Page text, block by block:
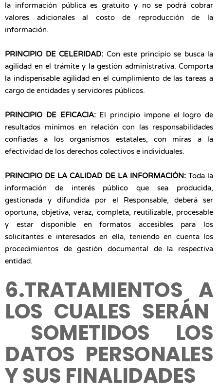
la información pública es gratuito y no se podrá cobrar
valores adicionales al costo de reproducción de la
información.
PRINCIPIO DE CELERIDAD: Con este principio se busca la
agilidad en el trámite y la gestión administrativa. Comporta
la indispensable agilidad en el cumplimiento de las tareas a
cargo de entidades y servidores públicos.
PRINCIPIO DE EFICACIA: El principio impone el logro de
resultados mínimos en relación con las responsabilidades
confiadas a los organismos estatales, con miras a la
efectividad de los derechos colectivos e individuales.
PRINCIPIO DE LA CALIDAD DE LA INFORMACIÓN: Toda la
información de interés público que sea producida,
gestionada y difundida por el Responsable, deberá ser
oportuna, objetiva, veraz, completa, reutilizable, procesable
y estar disponible en formatos accesibles para los
solicitantes e interesados en ella, teniendo en cuenta los
procedimientos de gestión documental de la respectiva
entidad.
6.TRATAMIENTOS A
LOS CUALES SERÁN
SOMETIDOS LOS
DATOS PERSONALES
Y SUS FINALIDADES